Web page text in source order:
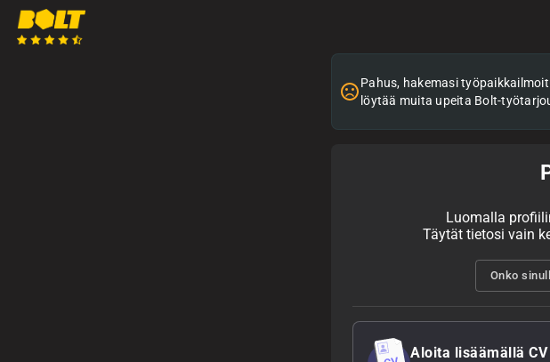
Pahus, hakemasi
löytää muita upeita Bolt-
Luomalla
Täytät tietosi vain
Onko
Aloita lisäämällä CV